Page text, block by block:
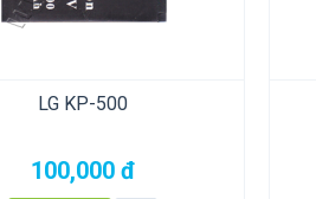
LG KP-500
100,000 đ